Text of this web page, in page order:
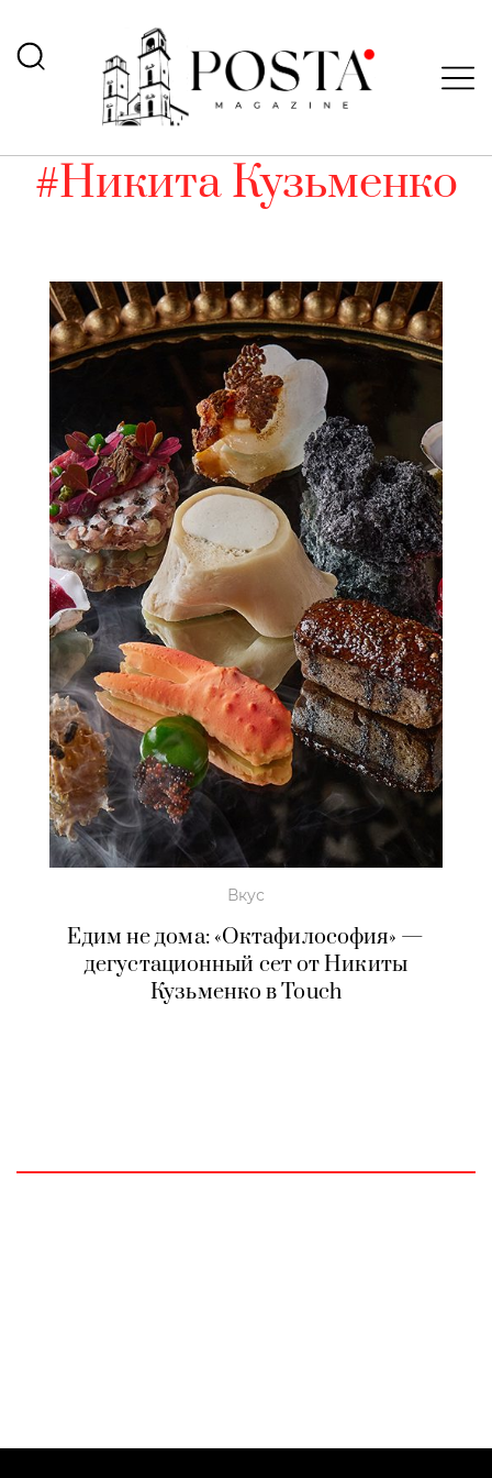
#Никита Кузьменко
Вкус
Едим не дома: «Октафилософия» —
дегустационный сет от Никиты
Кузьменко в Touch